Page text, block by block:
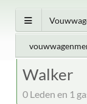
Walker
0 Leden en 1